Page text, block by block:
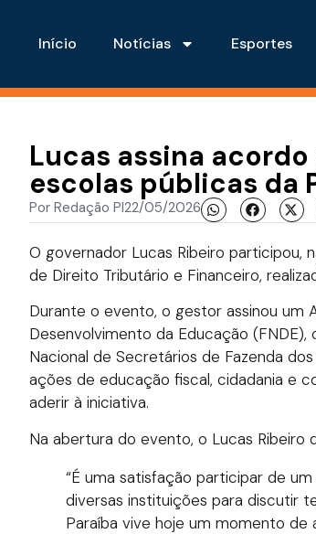
Início Notícias Esportes
Lucas assina
escolas públicas da
Por Redação PI22/05/2026
O governador Lucas Ribeiro participou,
de Direito Tributário e Financeiro,
Durante o evento, o gestor assinou um
Desenvolvimento da Educação
Nacional de Secretários de Fazenda
ações de educação fiscal, cidadania e
aderir à iniciativa.
Na abertura do evento, o Lucas
“É uma satisfação participar de
diversas instituições para discutir
Paraíba vive hoje um momento de